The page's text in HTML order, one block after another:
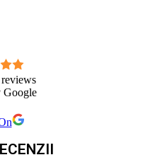
de cine crezi că ești. Ca să
să fii - tu. Namaste!